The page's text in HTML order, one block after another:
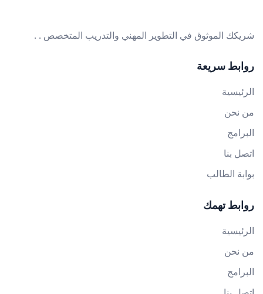
شريكك الموثوق في التطوير المهني والتدريب المتخصص . .
روابط سريعة
الرئيسية
من نحن
البرامج
اتصل بنا
بوابة الطالب
روابط تهمك
الرئيسية
من نحن
البرامج